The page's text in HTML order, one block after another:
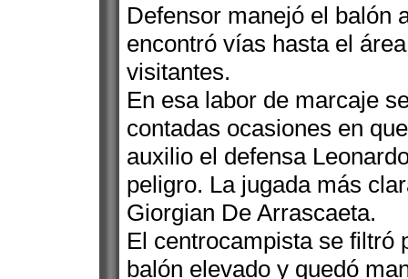
Defensor manejó el balón
encontró vías hasta el
visitantes.
En esa labor de marcaje
contadas ocasiones en
auxilio el defensa
peligro. La jugada más
Giorgian De Arrascaeta.
El centrocampista se filtró
balón elevado y quedó